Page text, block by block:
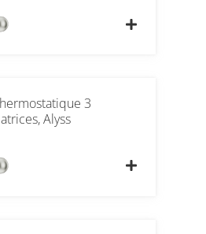
3
Alyss